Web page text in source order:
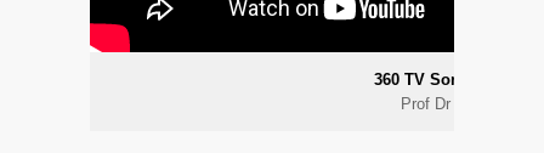
360 TV Son Nokta
Prof Dr Raif